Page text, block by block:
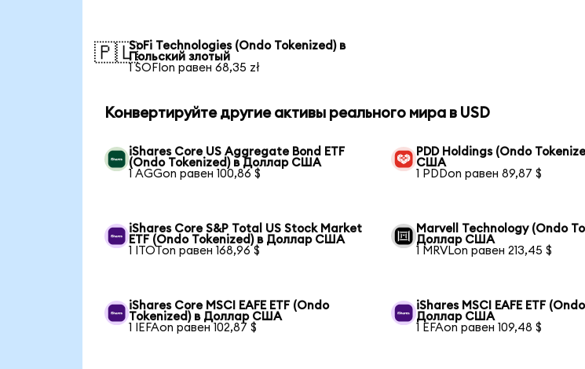
🇵🇱SoFi Technologies (Ondo Tokenized) в
Польский злотый
1 SOFIon равен 68,35 zł
Конвертируйте другие активы реального мира в USD
iShares Core US Aggregate Bond ETF
(Ondo Tokenized) в Доллар США
1 AGGon равен 100,86 $
PDD Holdings (Ondo
США
1 PDDon равен 89,87 $
iShares Core S&P Total US Stock Market
ETF (Ondo Tokenized) в Доллар США
1 ITOTon равен 168,96 $
Marvell Technology (Ondo
Доллар США
1 MRVLon равен 213,45 $
iShares Core MSCI EAFE ETF (Ondo
Tokenized) в Доллар США
1 IEFAon равен 102,87 $
iShares MSCI EAFE ETF
Доллар США
1 EFAon равен 109,48 $